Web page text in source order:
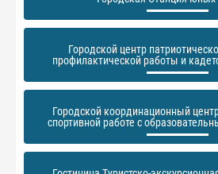
Городской центр
профилактической работы и
Городской координационный
спортивной работе с